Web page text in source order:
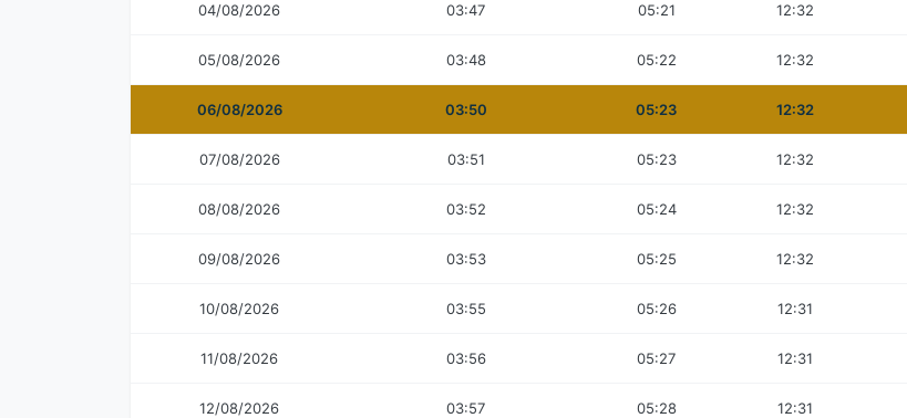
04/08/2026 03:47 05:21 12:32
05/08/2026 03:48 05:22 12:32
06/08/2026 03:50 05:23 12:32
07/08/2026 03:51 05:23 12:32
08/08/2026 03:52 05:24 12:32
09/08/2026 03:53 05:25 12:32
10/08/2026 03:55 05:26 12:31
11/08/2026 03:56 05:27 12:31
12/08/2026 03:57 05:28 12:31